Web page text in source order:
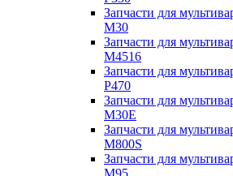
Запчасти для
M30
Запчасти для
M4516
Запчасти для
P470
Запчасти для
M30E
Запчасти для
M800S
Запчасти для
M95